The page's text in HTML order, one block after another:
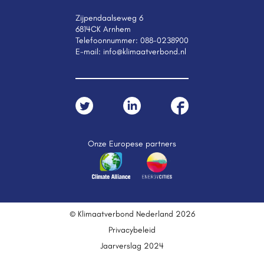
Zijpendaalseweg 6
6814CK Arnhem
Telefoonnummer: 088-0238900
E-mail: info@klimaatverbond.nl
Onze Europese partners
© Klimaatverbond Nederland 2026
Privacybeleid
Jaarverslag 2024